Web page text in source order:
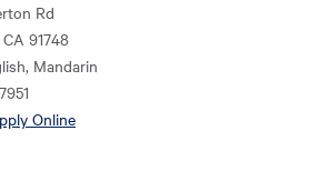
Rd
91748
Mandarin
Online